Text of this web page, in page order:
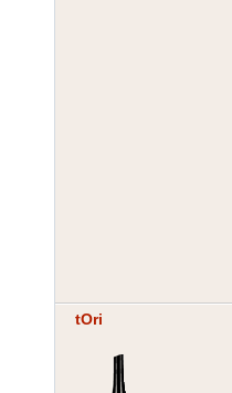
tOri